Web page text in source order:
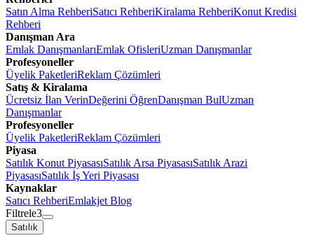
Satın Alma RehberiSatıcı RehberiKiralama RehberiKonut Kredisi
Rehberi
Danışman Ara
Emlak DanışmanlarıEmlak OfisleriUzman Danışmanlar
Profesyoneller
Üyelik PaketleriReklam Çözümleri
Satış & Kiralama
Ücretsiz İlan VerinDeğerini ÖğrenDanışman BulUzman
Danışmanlar
Profesyoneller
Üyelik PaketleriReklam Çözümleri
Piyasa
Satılık Konut PiyasasıSatılık Arsa PiyasasıSatılık Arazi
PiyasasıSatılık İş Yeri Piyasası
Kaynaklar
Satıcı RehberiEmlakjet Blog
Filtrele3
Satılık